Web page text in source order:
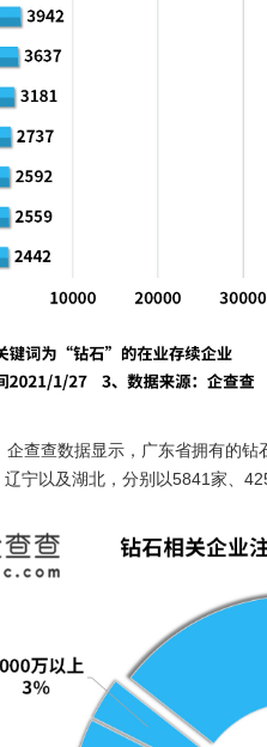
企查查数据显示，广东省拥有的
宁以及湖北，分别以5841家、